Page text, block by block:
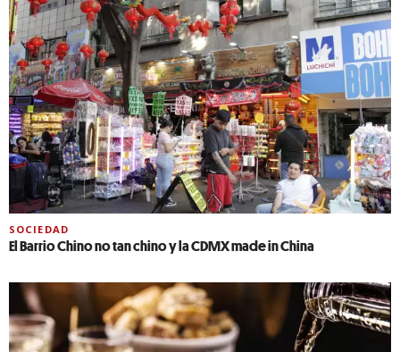
SOCIEDAD
El Barrio Chino no tan chino y la CDMX made in China